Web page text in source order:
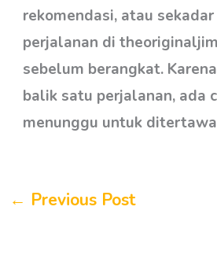
rekomendasi, atau
perjalanan di
sebelum berangkat.
balik satu perjalanan, ada
menunggu untuk
← Previous Post